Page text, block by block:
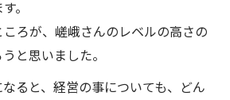
。
ろが、嵯峨さんのレベルの高さの
と思いました。
ると、経営の事についても、どん